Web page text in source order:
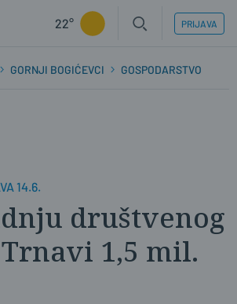
22° PRIJAVA
GORNJI BOGIĆEVCI GOSPODARSTVO
14.6.
društvenog
1,5 mil.